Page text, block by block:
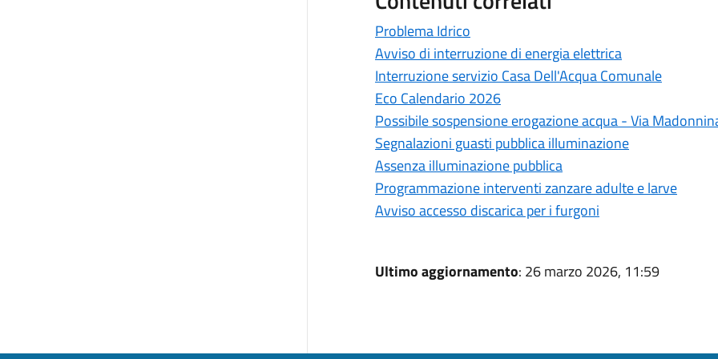
Problema Idrico
Avviso di interruzione di energia elettrica
Interruzione servizio Casa Dell'Acqua Comunale
Eco Calendario 2026
Possibile sospensione erogazione acqua - Via
Segnalazioni guasti pubblica illuminazione
Assenza illuminazione pubblica
Programmazione interventi zanzare adulte e larve
Avviso accesso discarica per i furgoni
Ultimo aggiornamento: 26 marzo 2026, 11:59